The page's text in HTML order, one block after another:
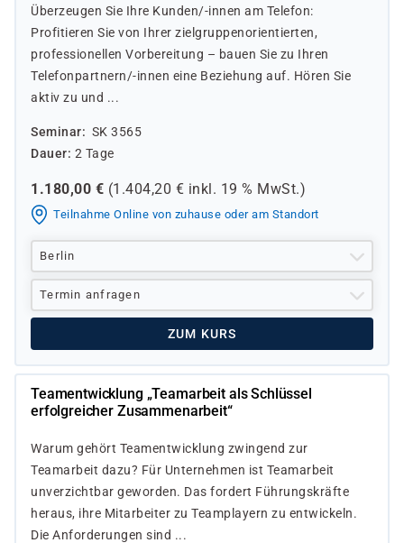
Überzeugen Sie Ihre Kunden/-innen am Telefon:
Profitieren Sie von Ihrer zielgruppenorientierten,
professionellen Vorbereitung – bauen Sie zu Ihren
Telefonpartnern/-innen eine Beziehung auf. Hören Sie
aktiv zu und ...
Seminar
SK 3565
Dauer 2 Tage
1.180,00 € (1.404,20 € inkl. 19 % MwSt.)
Teilnahme Online von zuhause oder am Standort
Berlin
Termin anfragen
ZUM KURS
Teamentwicklung „Teamarbeit als Schlüssel
erfolgreicher Zusammenarbeit“
Warum gehört Teamentwicklung zwingend zur
Teamarbeit dazu? Für Unternehmen ist Teamarbeit
unverzichtbar geworden. Das fordert Führungskräfte
heraus, ihre Mitarbeiter zu Teamplayern zu entwickeln.
Die Anforderungen sind ...